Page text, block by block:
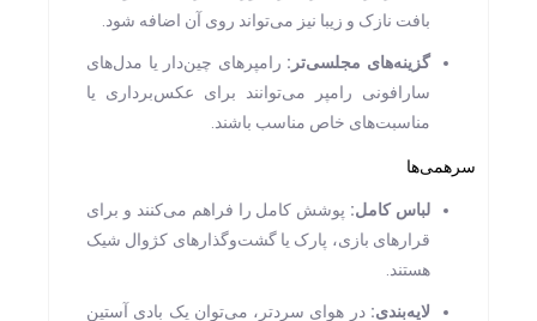
بافت نازک و زیبا نیز می‌تواند روی آن اضافه شود.
گزینه‌های مجلسی‌تر : رامپرهای چین‌دار یا مدل‌های
سارافونی رامپر می‌توانند برای عکس‌برداری یا
مناسبت‌های خاص مناسب باشند.
سرهمی‌ها
لباس کامل: پوشش کامل را فراهم می‌کنند و برای
قرارهای بازی، پارک یا گشت‌وگذارهای کژوال شیک
هستند.
لایه‌بندی: در هوای سردتر، می‌توان یک بادی آستین